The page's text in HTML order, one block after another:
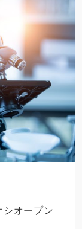
オープン